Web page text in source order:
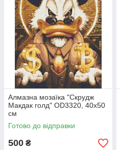
Алмазна мозаїка "Скрудж
Макдак голд" OD3320, 40х50
см
Готово до відправки
500 ₴